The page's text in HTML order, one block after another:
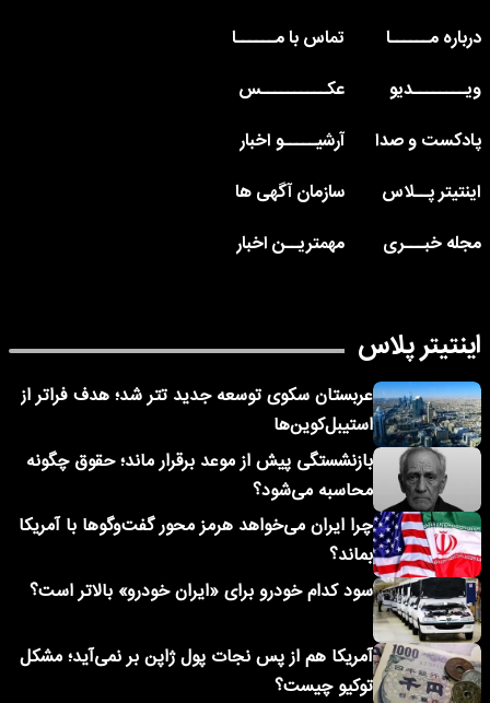
درباره مــــــا
تماس با مــــــا
ویــــــــدیو
عکــــــــــس
پادکست و صدا
آرشیـــــو اخبار
اینتیتر پــلاس
سازمان آگهی ها
مجله خبـــری
مهمتریــن اخبار
اینتیتر پلاس
عربستان سکوی توسعه جدید تتر شد؛ هدف فراتر از
استیبل‌کوین‌ها
بازنشستگی پیش از موعد برقرار ماند؛ حقوق چگونه
محاسبه می‌شود؟
چرا ایران می‌خواهد هرمز محور گفت‌وگوها با آمریکا
بماند؟
سود کدام خودرو برای «ایران خودرو» بالاتر است؟
آمریکا هم از پس نجات پول ژاپن بر نمی‌آید؛ مشکل
توکیو چیست؟